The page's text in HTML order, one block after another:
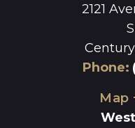
2121
Phone:
Map